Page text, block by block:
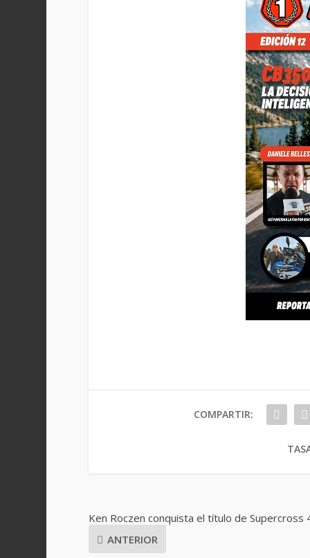
COMPARTIR:
Ken Roczen conquista el título de Supercross
ANTERIOR